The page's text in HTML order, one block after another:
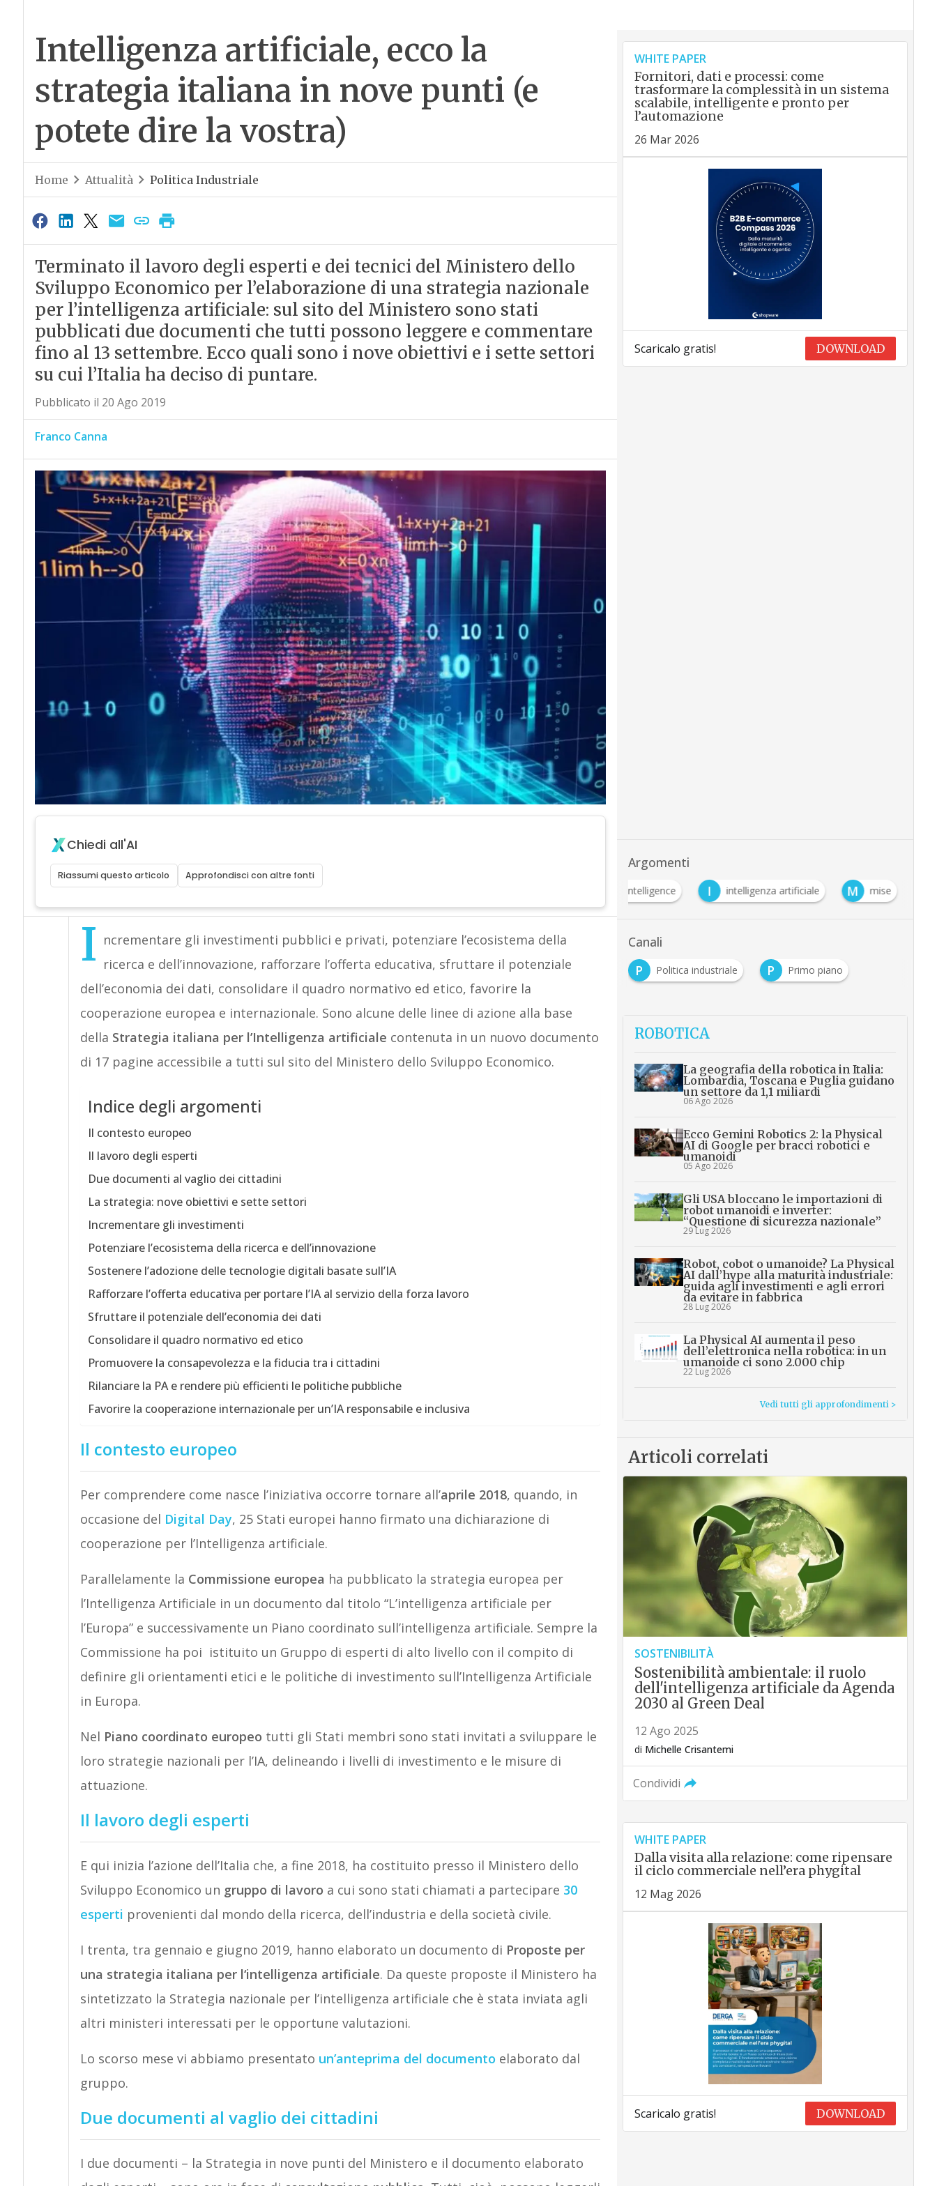
Intelligenza artificiale, ecco la
strategia italiana in nove punti (e
potete dire la vostra)
Home Attualità Politica Industriale
Terminato il lavoro degli esperti e dei tecnici del Ministero dello
Sviluppo Economico per l’elaborazione di una strategia nazionale
per l’intelligenza artificiale: sul sito del Ministero sono stati
pubblicati due documenti che tutti possono leggere e commentare
fino al 13 settembre. Ecco quali sono i nove obiettivi e i sette settori
su cui l’Italia ha deciso di puntare.
Pubblicato il 20 Ago 2019
Franco Canna
Chiedi all'AI
Riassumi questo articolo Approfondisci con altre fonti
I ncrementare gli investimenti pubblici e privati, potenziare l’ecosistema della
ricerca e dell’innovazione, rafforzare l’offerta educativa, sfruttare il potenziale
dell’economia dei dati, consolidare il quadro normativo ed etico, favorire la
cooperazione europea e internazionale. Sono alcune delle linee di azione alla base
della Strategia italiana per l’Intelligenza artificiale contenuta in un nuovo documento
di 17 pagine accessibile a tutti sul sito del Ministero dello Sviluppo Economico.
Indice degli argomenti
Il contesto europeo
Il lavoro degli esperti
Due documenti al vaglio dei cittadini
La strategia: nove obiettivi e sette settori
Incrementare gli investimenti
Potenziare l’ecosistema della ricerca e dell’innovazione
Sostenere l’adozione delle tecnologie digitali basate sull’IA
Rafforzare l’offerta educativa per portare l’IA al servizio della forza lavoro
Sfruttare il potenziale dell’economia dei dati
Consolidare il quadro normativo ed etico
Promuovere la consapevolezza e la fiducia tra i cittadini
Rilanciare la PA e rendere più efficienti le politiche pubbliche
Favorire la cooperazione internazionale per un’IA responsabile e inclusiva
Il contesto europeo
Per comprendere come nasce l’iniziativa occorre tornare all’aprile 2018, quando, in
occasione del Digital Day, 25 Stati europei hanno firmato una dichiarazione di
cooperazione per l’Intelligenza artificiale.
Parallelamente la Commissione europea ha pubblicato la strategia europea per
l’Intelligenza Artificiale in un documento dal titolo “L’intelligenza artificiale per
l’Europa” e successivamente un Piano coordinato sull’intelligenza artificiale. Sempre la
Commissione ha poi istituito un Gruppo di esperti di alto livello con il compito di
definire gli orientamenti etici e le politiche di investimento sull’Intelligenza Artificiale
in Europa.
Nel Piano coordinato europeo tutti gli Stati membri sono stati invitati a sviluppare le
loro strategie nazionali per l’IA, delineando i livelli di investimento e le misure di
attuazione.
Il lavoro degli esperti
E qui inizia l’azione dell’Italia che, a fine 2018, ha costituito presso il Ministero dello
Sviluppo Economico un gruppo di lavoro a cui sono stati chiamati a partecipare 30
esperti provenienti dal mondo della ricerca, dell’industria e della società civile.
I trenta, tra gennaio e giugno 2019, hanno elaborato un documento di Proposte per
una strategia italiana per l‘intelligenza artificiale. Da queste proposte il Ministero ha
sintetizzato la Strategia nazionale per l’intelligenza artificiale che è stata inviata agli
altri ministeri interessati per le opportune valutazioni.
Lo scorso mese vi abbiamo presentato un’anteprima del documento elaborato dal
gruppo.
Due documenti al vaglio dei cittadini
I due documenti – la Strategia in nove punti del Ministero e il documento elaborato
WHITE PAPER
Fornitori, dati e processi: come
trasformare la complessità in un sistema
scalabile, intelligente e pronto per
l’automazione
26 Mar 2026
Scaricalo gratis! DOWNLOAD
Argomenti
artificial intelligence I intelligenza artificiale M mise
Canali
P
Politica industriale P Primo piano
ROBOTICA
La geografia della robotica in Italia:
Lombardia, Toscana e Puglia guidano
un settore da 1,1 miliardi
06 Ago 2026
Ecco Gemini Robotics 2: la Physical
AI di Google per bracci robotici e
umanoidi
05 Ago 2026
Gli USA bloccano le importazioni di
robot umanoidi e inverter:
“Questione di sicurezza nazionale”
29 Lug 2026
Robot, cobot o umanoide? La Physical
AI dall’hype alla maturità industriale:
guida agli investimenti e agli errori
da evitare in fabbrica
28 Lug 2026
La Physical AI aumenta il peso
dell’elettronica nella robotica: in un
umanoide ci sono 2.000 chip
22 Lug 2026
Vedi tutti gli approfondimenti >
Articoli correlati
SOSTENIBILITÀ
Sostenibilità ambientale: il ruolo
dell'intelligenza artificiale da Agenda
2030 al Green Deal
12 Ago 2025
di Michelle Crisantemi
Condividi
WHITE PAPER
Dalla visita alla relazione: come ripensare
il ciclo commerciale nell’era phygital
12 Mag 2026
Scaricalo gratis! DOWNLOAD